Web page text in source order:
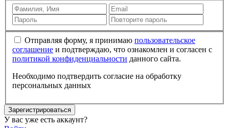
Отправляя форму, я принимаю пользовательское
соглашение и подтверждаю, что ознакомлен и согласен с
политикой конфиденциальности данного сайта.
Необходимо подтвердить согласие на обработку
персональных данных
Зарегистрироваться
У вас уже есть аккаунт?